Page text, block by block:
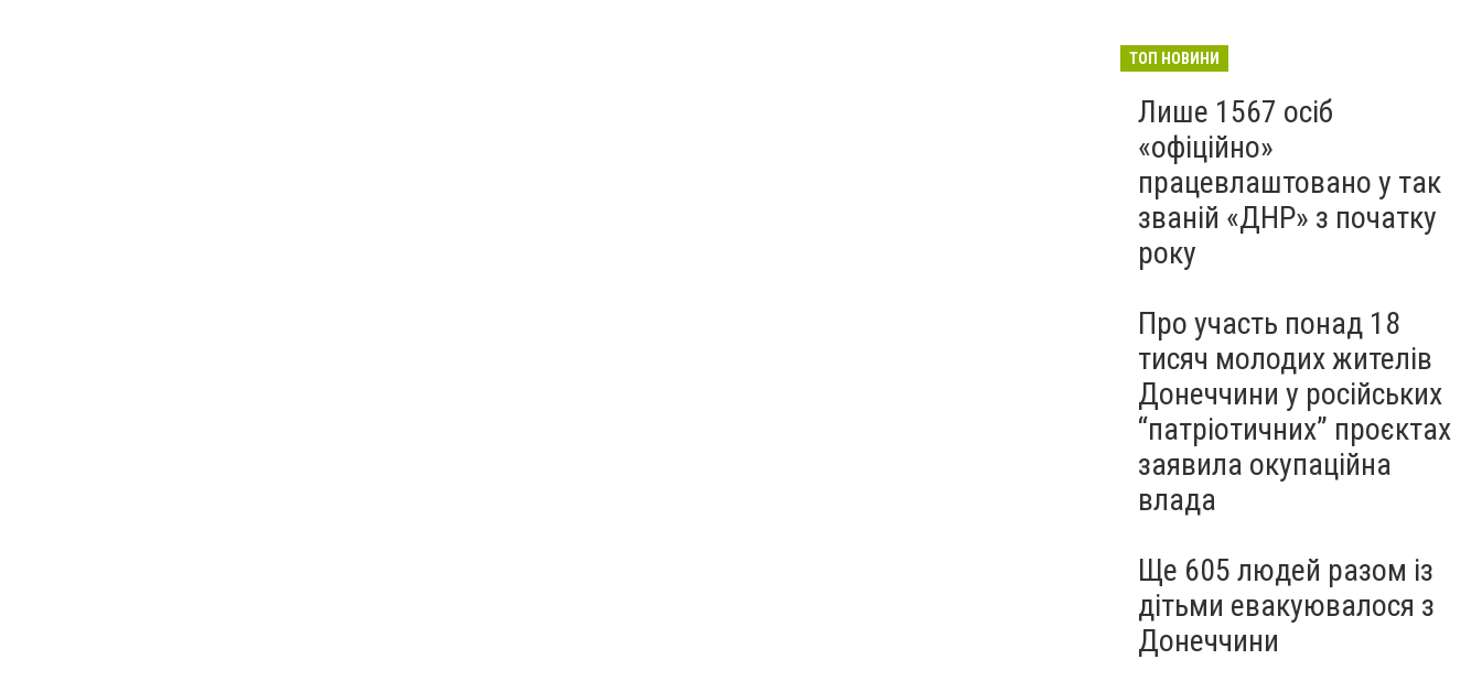
ТОП НОВИНИ
Лише 1567 осіб
«офіційно»
працевлаштовано у так
званій «ДНР» з початку
року
Про участь понад 18
тисяч молодих жителів
Донеччини у російських
“патріотичних” проєктах
заявила окупаційна
влада
Ще 605 людей разом із
дітьми евакуювалося з
Донеччини